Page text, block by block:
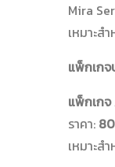
Mira
เหมาะส
แพ็กเกจ
แพ็กเกจ
ราคา:
เหมาะส